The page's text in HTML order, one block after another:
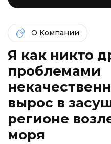
О Компании
Я как никто
проблемами
вырос в
регионе
моря